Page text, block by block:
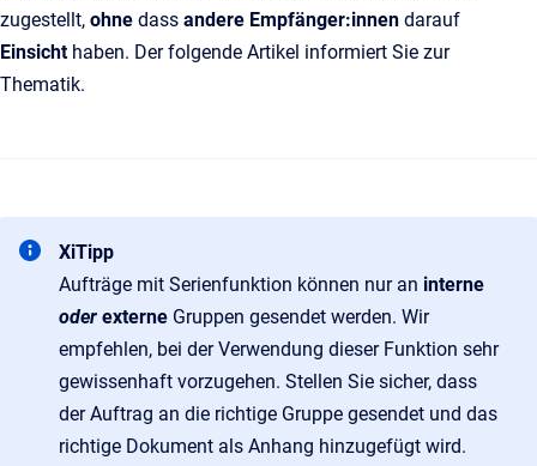
zugestellt, ohne dass andere Empfänger:innen darauf
Einsicht haben. Der folgende Artikel informiert Sie zur
Thematik.
XiTipp
Aufträge mit Serienfunktion können nur an interne
oder externe Gruppen gesendet werden. Wir
empfehlen, bei der Verwendung dieser Funktion sehr
gewissenhaft vorzugehen. Stellen Sie sicher, dass
der Auftrag an die richtige Gruppe gesendet und das
richtige Dokument als Anhang hinzugefügt wird.